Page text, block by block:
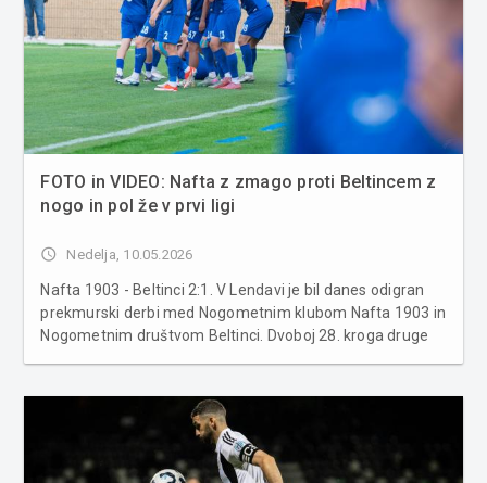
FOTO in VIDEO: Nafta z zmago proti Beltincem z
nogo in pol že v prvi ligi
access_time Nedelja, 10.05.2026
Nafta 1903 - Beltinci 2:1. V Lendavi je bil danes odigran
prekmurski derbi med Nogometnim klubom Nafta 1903 in
Nogometnim društvom Beltinci. Dvoboj 28. kroga druge
straneh. Beltinci so povedli v 5...